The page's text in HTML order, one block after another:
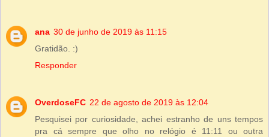
ana 30 de junho de 2019 às 11:15
Gratidão. :)
Responder
OverdoseFC 22 de agosto de 2019 às 12:04
Pesquisei por curiosidade, achei estranho de uns tempos
pra cá sempre que olho no relógio é 11:11 ou outra